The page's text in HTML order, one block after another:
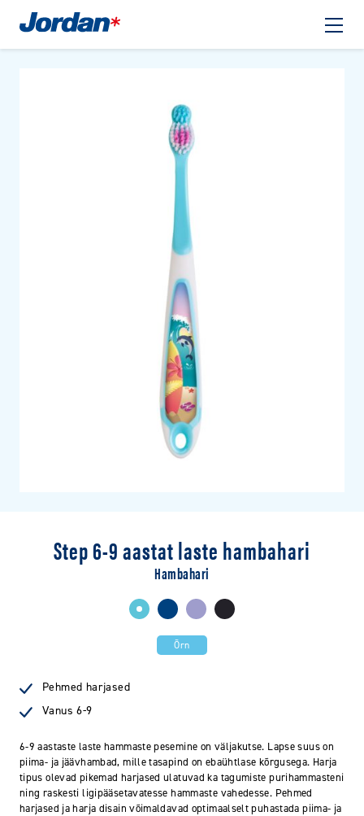
Step 6-9 aastat laste hambahari
Hambahari
Õrn
Pehmed harjased
Vanus 6-9
6-9 aastaste laste hammaste pesemine on väljakutse. Lapse suus on
piima- ja jäävhambad, mille tasapind on ebaühtlase kõrgusega. Harja
tipus olevad pikemad harjased ulatuvad ka tagumiste purihammasteni
ning raskesti ligipääsetavatesse hammaste vahedesse. Pehmed
harjased ja harja disain võimaldavad optimaalselt puhastada piima- ja